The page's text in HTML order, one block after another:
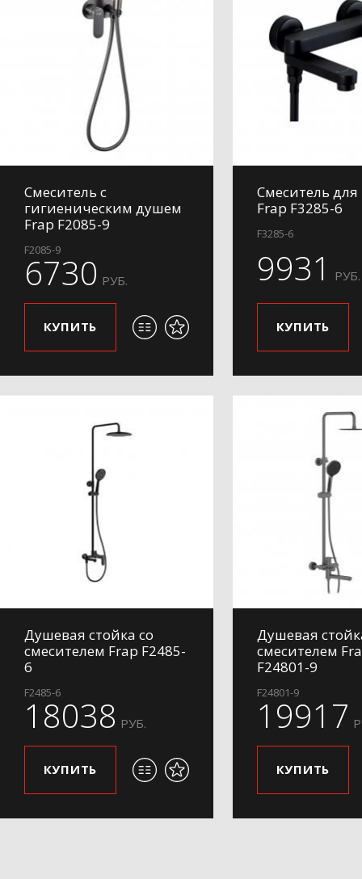
Смеситель с
гигиеническим душем
Frap F2085-9
F2085-9
6730 РУБ.
КУПИТЬ
Смеситель
Frap F3285-6
F3285-6
9931 РУБ.
КУПИТЬ
Душевая стойка со
смесителем Frap F2485-
6
F2485-6
18038 РУБ.
КУПИТЬ
Душевая
смесителем
F24801-9
F24801-9
19917
КУПИТЬ